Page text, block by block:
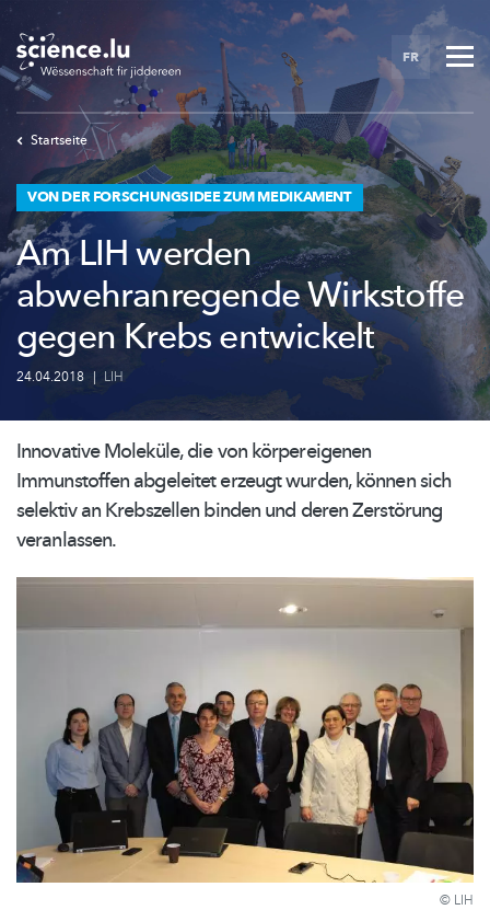
Skip
main
content
FR
Startseite
VON DER FORSCHUNGSIDEE ZUM MEDIKAMENT
Am LIH werden
abwehranregende Wirkstoffe
gegen Krebs entwickelt
24.04.2018 | LIH
Innovative Moleküle, die von körpereigenen
Immunstoffen abgeleitet erzeugt wurden, können sich
selektiv an Krebszellen binden und deren Zerstörung
veranlassen.
© LIH